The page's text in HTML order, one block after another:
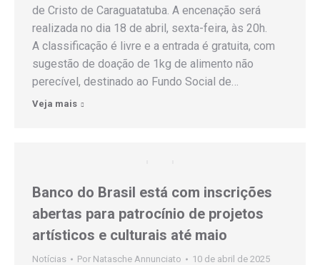
de Cristo de Caraguatatuba. A encenação será
realizada no dia 18 de abril, sexta-feira, às 20h.
A classificação é livre e a entrada é gratuita, com
sugestão de doação de 1kg de alimento não
perecível, destinado ao Fundo Social de…
Veja mais
Banco do Brasil está com inscrições
abertas para patrocínio de projetos
artísticos e culturais até maio
Notícias Por Natasche Annunciato 10 de abril de 2025